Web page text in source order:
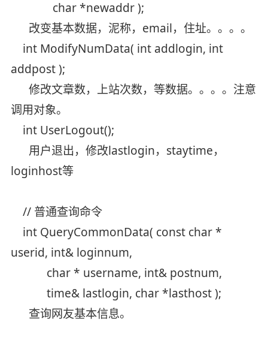
char *newaddr );
改变基本数据，泥称，email，住址。。。。
int ModifyNumData( int addlogin, int
addpost );
修改文章数，上站次数，等数据。。。。注意
调用对象。
int UserLogout();
用户退出，修改lastlogin，staytime，
loginhost等
// 普通查询命令
int QueryCommonData( const char *
userid, int& loginnum,
char * username, int& postnum,
time& lastlogin, char *lasthost );
查询网友基本信息。